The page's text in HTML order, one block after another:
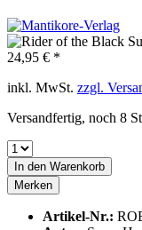
24,95 € *
inkl. MwSt. zzgl.
Versandfertig, noch 8
In den Warenkorb
Merken
Artikel-Nr.: